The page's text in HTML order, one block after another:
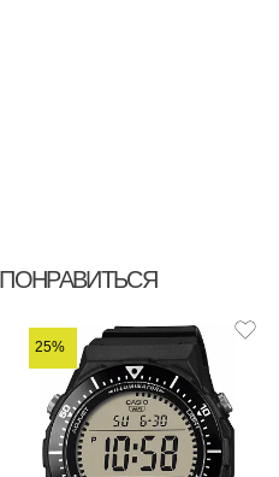
25%